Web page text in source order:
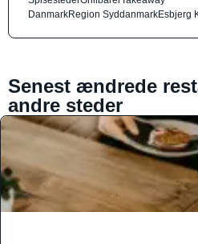
DanmarkRegion SyddanmarkEsbjerg
Senest ændrede
andre steder